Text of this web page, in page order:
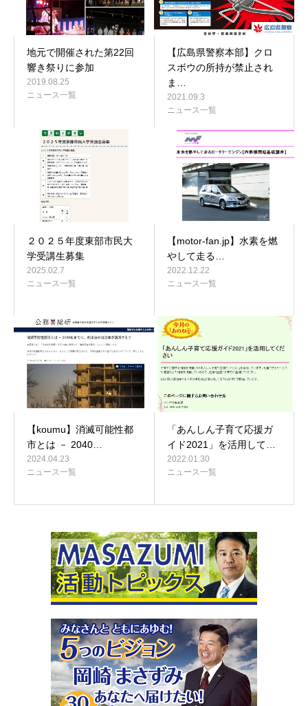
地元で開催された第22回
響き祭りに参加
2019.08.25
ニュース一覧
【広島県警察本部】クロ
スボウの所持が禁止され
ま…
2021.09.3
ニュース一覧
２０２５年度東部市民大
学受講生募集
2025.02.7
ニュース一覧
【motor-fan.jp】水素を燃
やして走る…
2022.12.22
ニュース一覧
【koumu】消滅可能性都
市とは － 2040…
2024.04.23
ニュース一覧
「あんしん子育て応援ガ
イド2021」を活用して…
2022.01.30
ニュース一覧